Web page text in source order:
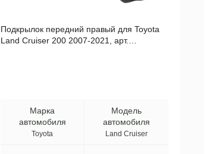
Подкрылок передний правый для Toyota
Land Cruiser 200 2007-2021, арт.
Марка
автомобиля
Toyota
Модель
автомобиля
Land Cruiser